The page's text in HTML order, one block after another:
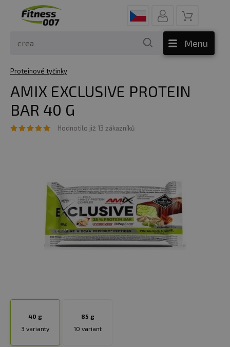
Menu
Proteinové tyčinky
AMIX EXCLUSIVE PROTEIN
BAR 40 G
Hodnotilo již 13 zákazníků
40 g
3 varianty
85 g
10 variant